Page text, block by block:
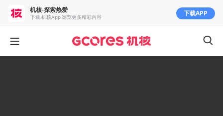
机核-探索热爱
下载 机核App 浏览更多精彩内容 下载APP